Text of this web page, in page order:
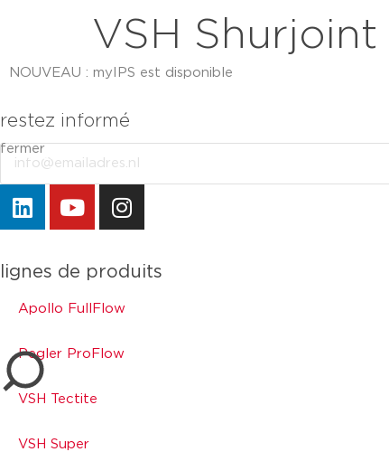
NOUVEAU : myIPS est disponible
fermer
fermer
VSH Shurjoint
restez informé
Email
lignes de produits
Apollo FullFlow
Pegler ProFlow
VSH Tectite
VSH Super